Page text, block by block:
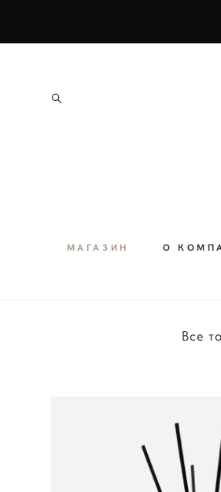
МАГАЗИН О
Все